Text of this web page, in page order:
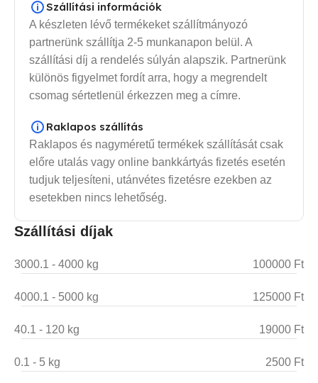
Szállítási információk
A készleten lévő termékeket szállítmányozó
partnerünk szállítja 2-5 munkanapon belül. A
szállítási díj a rendelés súlyán alapszik. Partnerünk
különös figyelmet fordít arra, hogy a megrendelt
csomag sértetlenül érkezzen meg a címre.
Raklapos szállítás
Raklapos és nagyméretű termékek szállítását csak
előre utalás vagy online bankkártyás fizetés esetén
tudjuk teljesíteni, utánvétes fizetésre ezekben az
esetekben nincs lehetőség.
Szállítási díjak
3000.1 - 4000 kg 100000 Ft
4000.1 - 5000 kg 125000 Ft
40.1 - 120 kg 19000 Ft
0.1 - 5 kg 2500 Ft